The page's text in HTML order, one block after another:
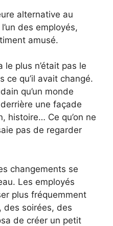
alternative au
des employés,
amusé.
le plus n’était pas le
ce qu’il avait changé.
qu’un monde
une façade
histoire… Ce qu’on ne
pas de regarder
changements se
Les employés
plus fréquemment
des soirées, des
de créer un petit